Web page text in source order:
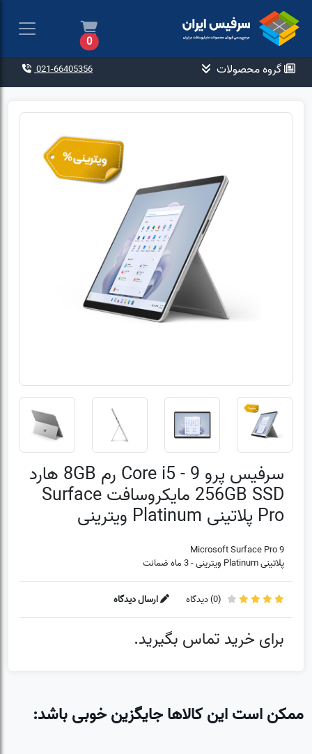
0
گروه محصولات 021-66405356
سرفیس پرو 9 - Core i5 رم 8GB هارد
256GB SSD مایکروسافت Surface
Pro پلاتینی Platinum ویترینی
Microsoft Surface Pro 9
پلاتینی Platinum ویترینی - 3 ماه ضمانت
(
0) دیدگاه ارسال دیدگاه
برای خرید تماس بگیرید.
ممکن است این کالاها جایگزین خوبی باشد: